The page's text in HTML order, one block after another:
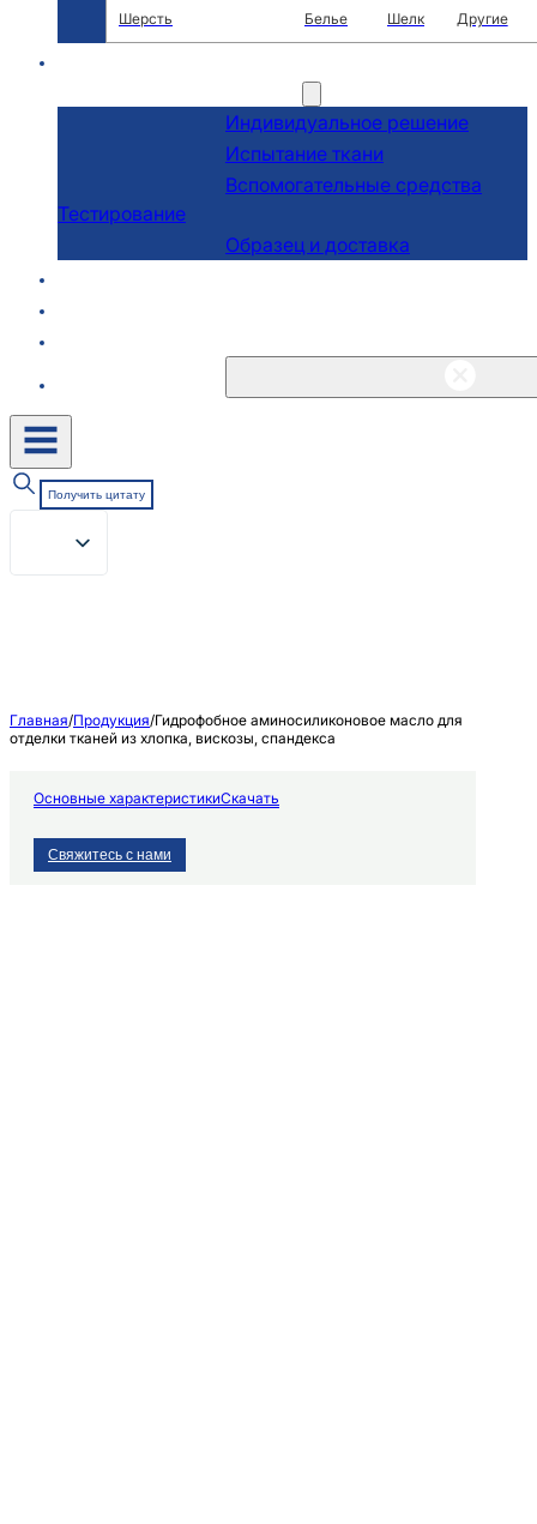
Шерсть Белье Шелк Другие
Индивидуальное решение
Испытание ткани
Вспомогательные средства
Тестирование
Образец и доставка
Получить цитату
Главная/Продукция/Гидрофобное аминосиликоновое масло для
отделки тканей из хлопка, вискозы, спандекса
Основные характеристикиСкачать
Свяжитесь с нами